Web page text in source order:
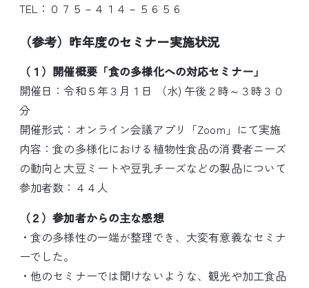
TEL：０７５－４１４－５６５６
（参考）昨年度のセミナー実施状況
（１）開催概要「食の多様化への対応セミナー」
開催日：令和５年３月１日 （水) 午後２時～３時３０
分
開催形式：オンライン会議アプリ「Zoom」にて実施
内容：食の多様化における植物性食品の消費者ニーズ
の動向と大豆ミートや豆乳チーズなどの製品について
参加者数：４４人
（２）参加者からの主な感想
・食の多様性の一端が整理でき、大変有意義なセミナ
ーでした。
・他のセミナーでは聞けないような、観光や加工食品